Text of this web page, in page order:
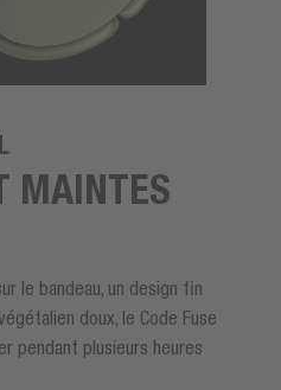
MAINTES
le bandeau, un design fin
doux, le Code Fuse
pendant plusieurs heures